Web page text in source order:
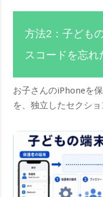
方法2：子ども
スコードを忘れ
お子さんのiPhoneを
を、独立したセクシ